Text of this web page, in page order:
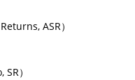
ASR）
）